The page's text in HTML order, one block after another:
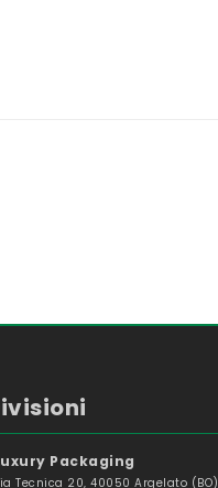
Packaging
Tecnica 20, 40050 Argelato (BO)